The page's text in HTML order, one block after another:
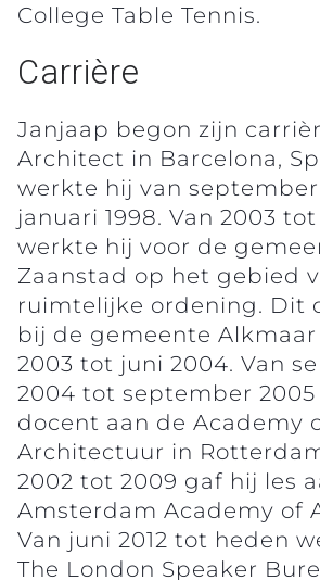
College Table Tennis.
Carrière
Janjaap begon zijn
Architect in Barcelona,
werkte hij van september
januari 1998. Van 2003
werkte hij voor de
Zaanstad op het gebied
ruimtelijke ordening. Dit
bij de gemeente
2003 tot juni 2004. Van
2004 tot september 2005
docent aan de Academy
Architectuur in
2002 tot 2009 gaf hij les
Amsterdam Academy of
Van juni 2012 tot heden
The London Speaker